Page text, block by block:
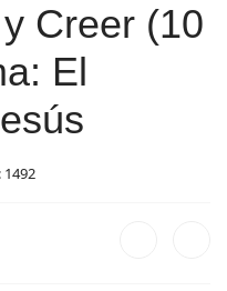
Creer (10
El
1492